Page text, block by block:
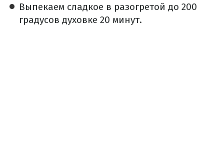
Выпекаем сладкое в разогретой до 200
градусов духовке 20 минут.